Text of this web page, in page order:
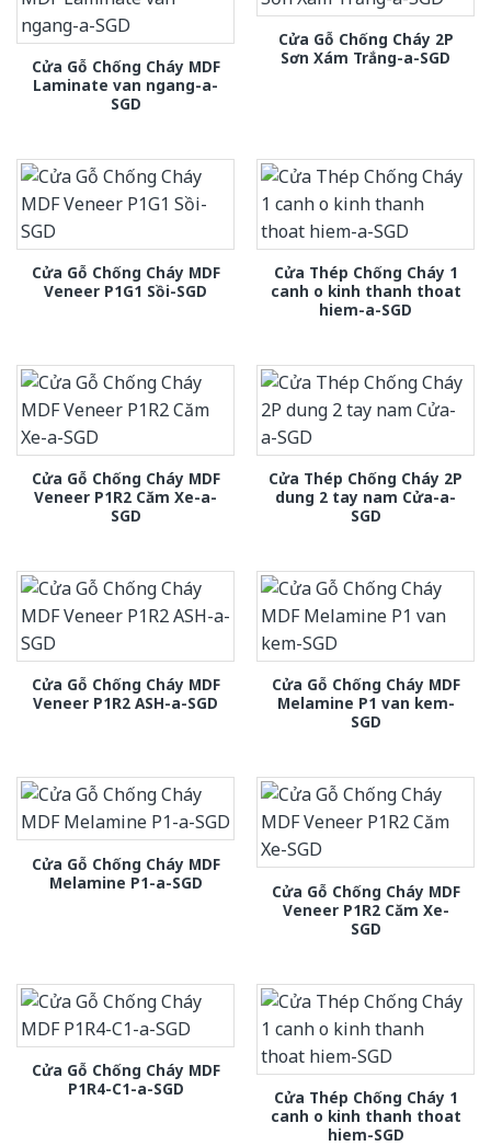
Cửa Gỗ Chống Cháy MDF
Laminate van ngang-a-
SGD
Cửa Gỗ Chống Cháy 2P
Sơn Xám Trắng-a-SGD
Cửa Gỗ Chống Cháy MDF
Veneer P1G1 Sồi-SGD
Cửa Thép Chống Cháy 1
canh o kinh thanh thoat
hiem-a-SGD
Cửa Gỗ Chống Cháy MDF
Veneer P1R2 Căm Xe-a-
SGD
Cửa Thép Chống Cháy 2P
dung 2 tay nam Cửa-a-
SGD
Cửa Gỗ Chống Cháy MDF
Veneer P1R2 ASH-a-SGD
Cửa Gỗ Chống Cháy MDF
Melamine P1 van kem-
SGD
Cửa Gỗ Chống Cháy MDF
Melamine P1-a-SGD
Cửa Gỗ Chống Cháy MDF
Veneer P1R2 Căm Xe-
SGD
Cửa Gỗ Chống Cháy MDF
P1R4-C1-a-SGD
Cửa Thép Chống Cháy 1
canh o kinh thanh thoat
hiem-SGD